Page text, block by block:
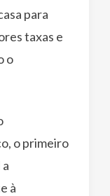
para
taxas e
o
o primeiro
à